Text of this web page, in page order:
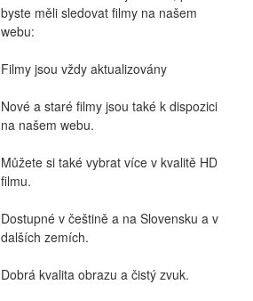
byste měli sledovat filmy na našem
webu:
Filmy jsou vždy aktualizovány
Nové a staré filmy jsou také k dispozici
na našem webu.
Můžete si také vybrat více v kvalitě HD
filmu.
Dostupné v češtině a na Slovensku a v
dalších zemích.
Dobrá kvalita obrazu a čistý zvuk.